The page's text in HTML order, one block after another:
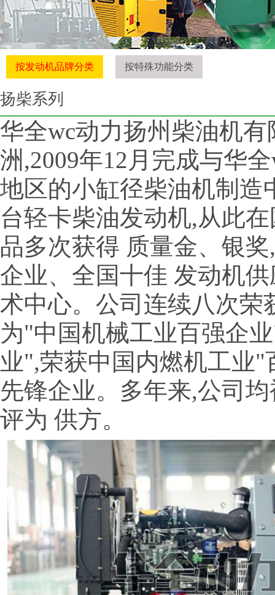
按发动机品牌分类 按特殊功能分类
扬柴系列
华全wc动力扬州柴油机
洲,2009年12月完成与华
地区的小缸径柴油机制造
台轻卡柴油发动机,从此
品多次获得 质量金、银
企业、全国十佳 发动机
术中心。公司连续八次
为"中国机械工业百强企
业",荣获中国内燃机工业"
先锋企业。多年来,公司
评为 供方。